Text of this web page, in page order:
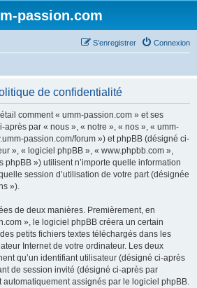
passion.com
Connexion
S’enregistrer
de confidentialité
comment « umm-passion.com » et ses
par « nous », « notre », « nos », « umm-
passion.com/forum ») et phpBB (désigné ci-
», « logiciel phpBB », « www.phpbb.com »,
phpBB ») utilisent n’importe quelle information
session d’utilisation de votre part (désignée
»).
de deux manières. Premièrement, en
», le logiciel phpBB créera un certain
petits fichiers textes téléchargés dans les
Internet de votre ordinateur. Les deux
qu’un identifiant utilisateur (désigné ci-après
de session invité (désigné ci-après par
automatiquement assignés par le logiciel phpBB.